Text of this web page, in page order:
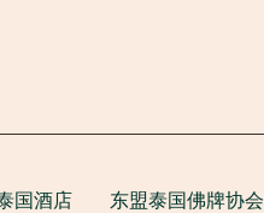
国酒店 东盟泰国佛牌协会